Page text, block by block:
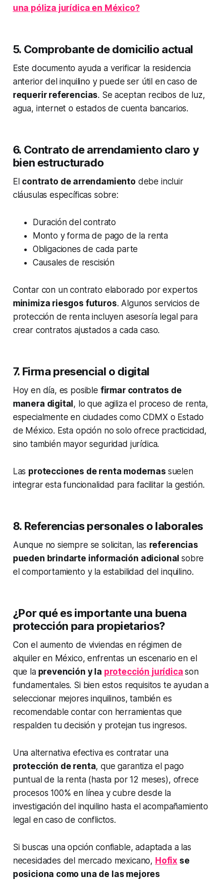
una póliza jurídica en México?
5. Comprobante de domicilio actual
Este documento ayuda a verificar la residencia
anterior del inquilino y puede ser útil en caso de
requerir referencias. Se aceptan recibos de luz,
agua, internet o estados de cuenta bancarios.
6. Contrato de arrendamiento claro y
bien estructurado
El contrato de arrendamiento debe incluir
cláusulas específicas sobre:
Duración del contrato
Monto y forma de pago de la renta
Obligaciones de cada parte
Causales de rescisión
Contar con un contrato elaborado por expertos
minimiza riesgos futuros. Algunos servicios de
protección de renta incluyen asesoría legal para
crear contratos ajustados a cada caso.
7. Firma presencial o digital
Hoy en día, es posible firmar contratos de
manera digital , lo que agiliza el proceso de renta,
especialmente en ciudades como CDMX o Estado
de México. Esta opción no solo ofrece practicidad,
sino también mayor seguridad jurídica.
Las protecciones de renta modernas suelen
integrar esta funcionalidad para facilitar la gestión.
8. Referencias personales o laborales
Aunque no siempre se solicitan, las referencias
pueden brindarte información adicionalsobre
el comportamiento y la estabilidad del inquilino.
¿Por qué es importante una buena
protección para propietarios?
Con el aumento de viviendas en régimen de
alquiler en México, enfrentas un escenario en el
que laprevención y la protección jurídica son
fundamentales. Si bien estos requisitos te ayudan a
seleccionar mejores inquilinos, también es
recomendable contar con herramientas que
respalden tu decisión y protejan tus ingresos.
Una alternativa efectiva es contratar una
protección de renta, que garantiza el pago
puntual de la renta (hasta por 12 meses), ofrece
procesos 100% en línea y cubre desde la
investigación del inquilino hasta el acompañamiento
legal en caso de conflictos.
Si buscas una opción confiable, adaptada a las
necesidades del mercado mexicano, Hofix se
posiciona como una de las mejores